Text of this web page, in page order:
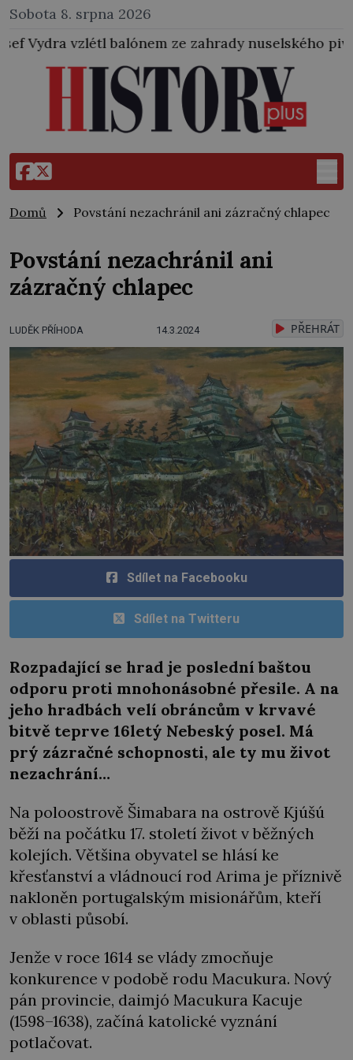
Sobota 8. srpna 2026
ze zahrady nuselského pivovaru a stal se
Domů Povstání nezachránil ani zázračný chlapec
Povstání nezachránil ani
zázračný chlapec
LUDĚK PŘÍHODA 14.3.2024 PŘEHRÁT
Sdílet na Facebooku
Sdílet na Twitteru
Rozpadající se hrad je poslední baštou
odporu proti mnohonásobné přesile. A na
jeho hradbách velí obráncům v krvavé
bitvě teprve 16letý Nebeský posel. Má
prý zázračné schopnosti, ale ty mu život
nezachrání…
Na poloostrově Šimabara na ostrově Kjúšú
běží na počátku 17. století život v běžných
kolejích. Většina obyvatel se hlásí ke
křesťanství a vládnoucí rod Arima je příznivě
nakloněn portugalským misionářům, kteří
v oblasti působí.
Jenže v roce 1614 se vlády zmocňuje
konkurence v podobě rodu Macukura. Nový
pán provincie, daimjó Macukura Kacuje
(1598–1638), začíná katolické vyznání
potlačovat.